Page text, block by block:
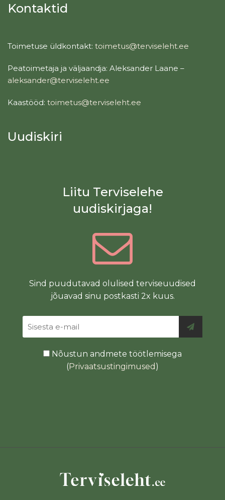
Kontaktid
Toimetuse üldkontakt: toimetus@terviseleht.ee
Peatoimetaja ja väljaandja: Aleksander Laane –
aleksander@terviseleht.ee
Kaastööd: toimetus@terviseleht.ee
Uudiskiri
Liitu Terviselehe
uudiskirjaga!
Sind puudutavad olulised terviseuudised
jõuavad sinu postkasti 2x kuus.
Nõustun andmete töötlemisega
(Privaatsustingimused )